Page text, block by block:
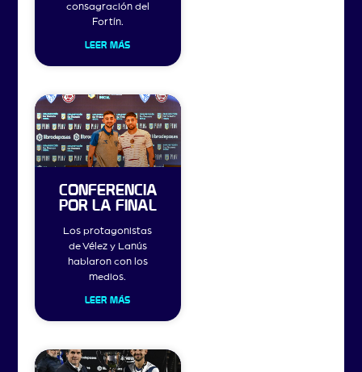
consagración del
Fortín.
LEER MÁS
CONFERENCIA
POR LA FINAL
Los protagonistas
de Vélez y Lanús
hablaron con los
medios.
LEER MÁS